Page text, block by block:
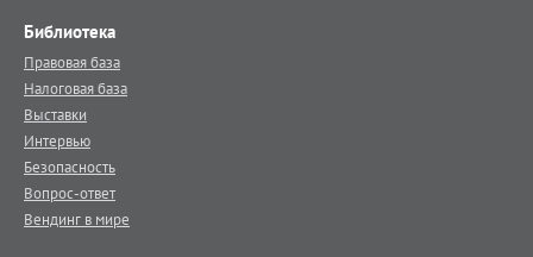
Библиотека
Правовая база
Налоговая база
Выставки
Интервью
Безопасность
Вопрос-ответ
Вендинг в мире